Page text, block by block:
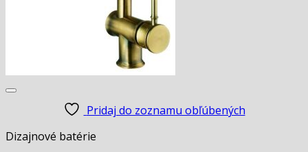
Pridaj do zoznamu obľúbených
Dizajnové batérie